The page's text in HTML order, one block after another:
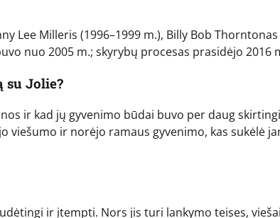
Lee Milleris (1996–1999 m.), Billy Bob Thorntonas
nuo 2005 m.; skyrybų procesas prasidėjo 2016
su Jolie?
ir kad jų gyvenimo būdai buvo per daug
viešumo ir norėjo ramaus gyvenimo, kas sukėlė
ir įtempti. Nors jis turi lankymo teises, viešai